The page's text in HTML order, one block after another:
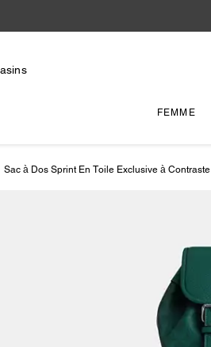
FEMME
Sac à Dos Sprint En Toile Exclusive à